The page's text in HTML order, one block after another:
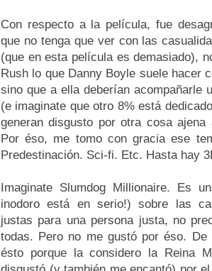
Con respecto a la película, fue
que no tenga que ver con las
(que en esta película es demasiado),
Rush lo que Danny Boyle suele hacer
sino que a ella deberían acompañarle
(e imaginate que otro 8% está
generan disgusto por otra cosa
Por éso, me tomo con gracia ese
Predestinación. Sci-fi. Etc. Hasta hay
Imaginate Slumdog Millionaire. Es
inodoro está en serio!) sobre las
justas para una persona justa, no
todas. Pero no me gustó por éso.
ésto porque la considero la Reina